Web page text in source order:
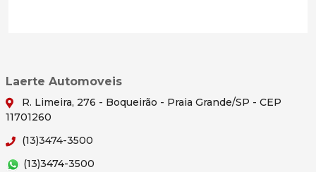
Laerte Automoveis
R. Limeira, 276 - Boqueirão - Praia Grande/SP - CEP
11701260
(13)3474-3500
(13)3474-3500